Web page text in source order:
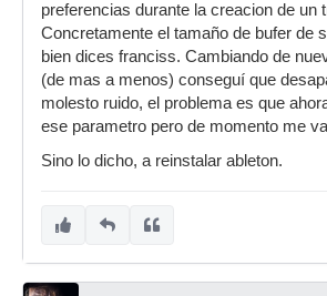
preferencias durante la creacion de un
Concretamente el tamaño de bufer de
bien dices franciss. Cambiando de
(de mas a menos) conseguí que
molesto ruido, el problema es que
ese parametro pero de momento me
Sino lo dicho, a reinstalar ableton.